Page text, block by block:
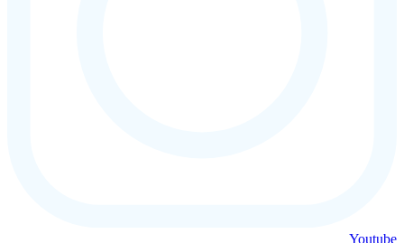
Youtube